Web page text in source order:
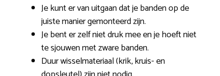
Je kunt er van uitgaan dat je banden op de
juiste manier gemonteerd zijn.
Je bent er zelf niet druk mee en je hoeft niet
te sjouwen met zware banden.
Duur wisselmateriaal (krik, kruis- en